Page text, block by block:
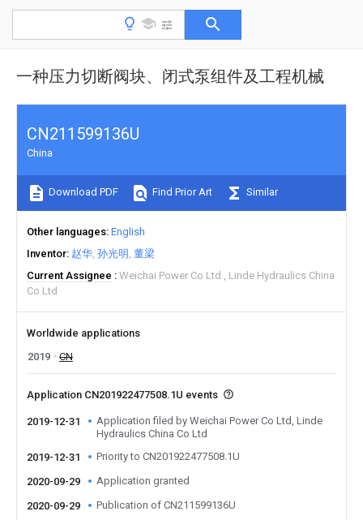
一种压力切断阀块、闭式泵组件及工程机械
CN211599136U
China
Download PDF Find Prior Art Similar
Other languages English
Inventor 赵华 孙光明 董梁
Current Assignee
Weichai Power Co Ltd
Linde Hydraulics China
Co Ltd
Worldwide applications
2019
CN
Application CN201922477508.1U events
2019-12-31
Application filed by Weichai Power Co Ltd, Linde
Hydraulics China Co Ltd
2019-12-31
Priority to CN201922477508.1U
2020-09-29 Application granted
2020-09-29 Publication of CN211599136U